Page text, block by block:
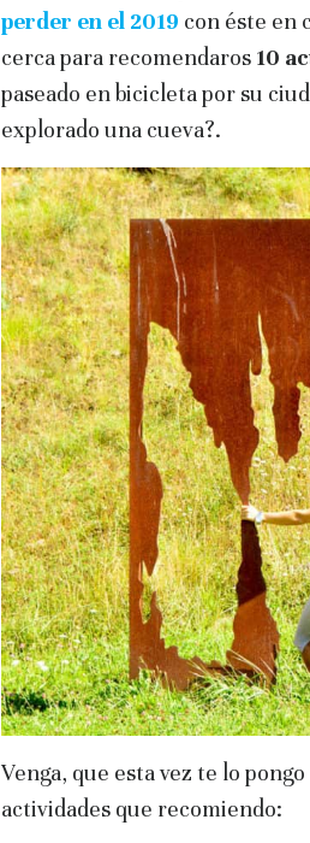
perder en el 2019 con éste en
cerca para recomendaros 10
paseado en bicicleta por su
explorado una cueva?.
Venga, que esta vez te lo
actividades que recomiendo: